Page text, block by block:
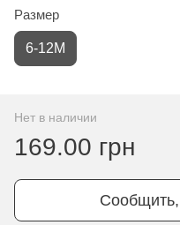
Размер
6-12М
Нет в наличии
169.00 грн
Сообщить,